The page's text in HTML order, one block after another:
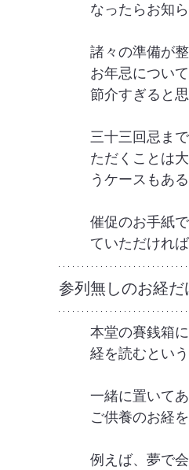
なったらお知
諸々の準備が
お年忌につい
節介すぎると
三十三回忌ま
ただくことは
うケースもあ
催促のお手紙
ていただけれ
参列無しのお経だ
本堂の賽銭箱
経を読むとい
一緒に置いて
ご供養のお経
例えば、夢で